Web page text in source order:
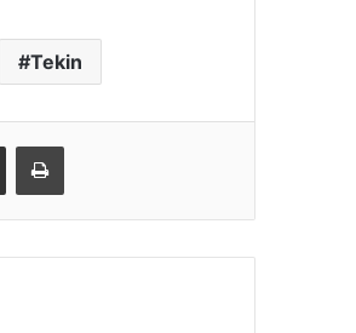
Tekin
E-Posta ile paylaş Yazdır